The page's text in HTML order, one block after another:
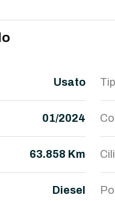
Usato
01/2024
63.858 Km
Diesel